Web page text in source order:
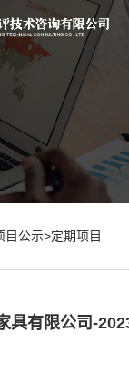
目公示>定期项目
具有限公司-